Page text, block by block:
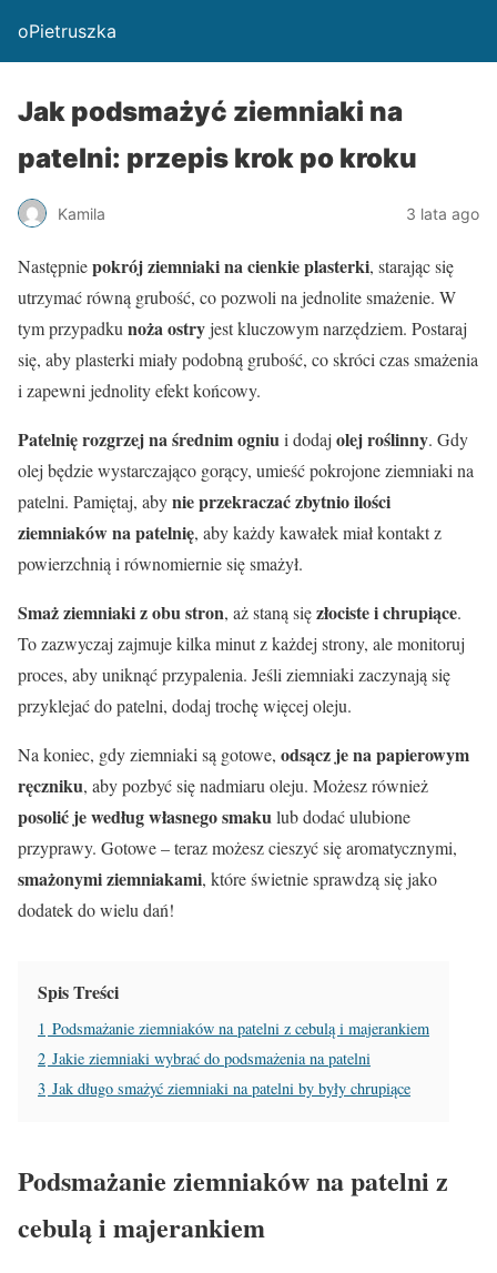
oPietruszka
Jak podsmażyć ziemniaki na
patelni: przepis krok po kroku
Kamila 3 lata ago
Następniepokrój ziemniaki na cienkie plasterki, starając się
utrzymać równą grubość, co pozwoli na jednolite smażenie. W
tym przypadku noża ostryjest kluczowym narzędziem. Postaraj
się, aby plasterki miały podobną grubość, co skróci czas smażenia
i zapewni jednolity efekt końcowy.
Patelnię rozgrzej na średnim ogniui dodaj olej roślinny. Gdy
olej będzie wystarczająco gorący, umieść pokrojone ziemniaki na
patelni. Pamiętaj, abynie przekraczać zbytnio ilości
ziemniaków na patelnię, aby każdy kawałek miał kontakt z
powierzchnią i równomiernie się smażył.
Smaż ziemniaki z obu stron, aż staną sięzłociste i chrupiące.
To zazwyczaj zajmuje kilka minut z każdej strony, ale monitoruj
proces, aby uniknąć przypalenia. Jeśli ziemniaki zaczynają się
przyklejać do patelni, dodaj trochę więcej oleju.
Na koniec, gdy ziemniaki są gotowe, odsącz je na papierowym
ręczniku, aby pozbyć się nadmiaru oleju. Możesz również
posolić je według własnego smakulub dodać ulubione
przyprawy. Gotowe – teraz możesz cieszyć się aromatycznymi,
smażonymi ziemniakami, które świetnie sprawdzą się jako
dodatek do wielu dań!
Spis Treści
1 Podsmażanie ziemniaków na patelni z cebulą i majerankiem
2 Jakie ziemniaki wybrać do podsmażenia na patelni
3 Jak długo smażyć ziemniaki na patelni by były chrupiące
Podsmażanie ziemniaków na patelni z
cebulą i majerankiem